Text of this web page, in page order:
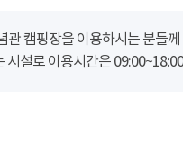
관 캠핑장을 이용하시는 분들
시설로 이용시간은